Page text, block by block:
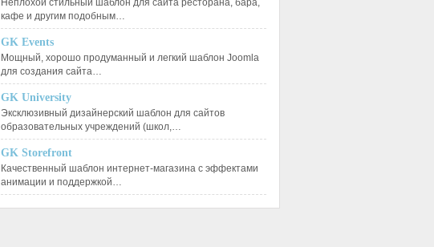
Неплохой стильный шаблон для сайта ресторана, бара,
кафе и другим подобным…
GK Events
Мощный, хорошо продуманный и легкий шаблон Joomla
для создания сайта…
GK University
Эксклюзивный дизайнерский шаблон для сайтов
образовательных учреждений (школ,…
GK Storefront
Качественный шаблон интернет-магазина с эффектами
анимации и поддержкой…